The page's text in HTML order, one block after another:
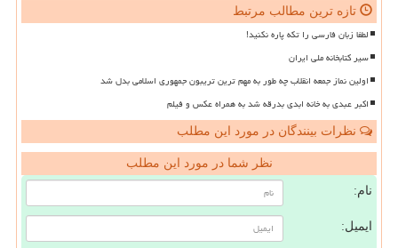
تازه ترین مطالب مرتبط
لطفا زبان فارسی را تکه پاره نکنید!
سیر کتابخانه ملی ایران
اولین نماز جمعه انقلاب چه طور به مهم ترین تریبون جمهوری اسلامی بدل شد
اکبر عبدی به خانه ابدی بدرقه شد به همراه عکس و فیلم
نظرات بینندگان در مورد این مطلب
نظر شما در مورد این مطلب
نام:
ایمیل: